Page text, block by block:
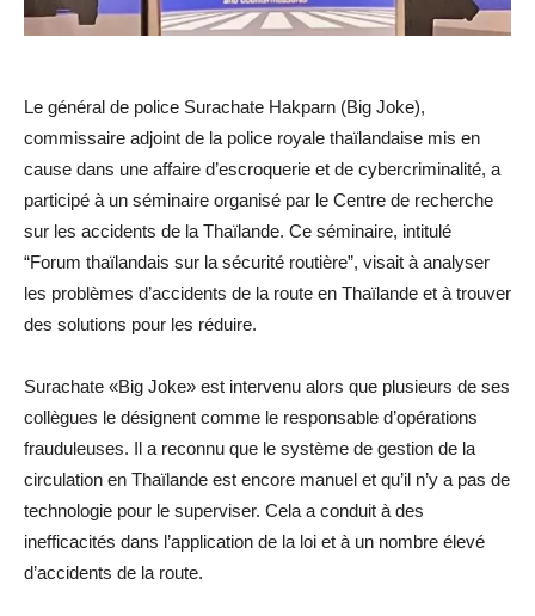
Le général de police Surachate Hakparn (Big Joke),
commissaire adjoint de la police royale thaïlandaise mis en
cause dans une affaire d’escroquerie et de cybercriminalité, a
participé à un séminaire organisé par le Centre de recherche
sur les accidents de la Thaïlande. Ce séminaire, intitulé
“Forum thaïlandais sur la sécurité routière”, visait à analyser
les problèmes d’accidents de la route en Thaïlande et à trouver
des solutions pour les réduire.
Surachate «Big Joke» est intervenu alors que plusieurs de ses
collègues le désignent comme le responsable d’opérations
frauduleuses. Il a reconnu que le système de gestion de la
circulation en Thaïlande est encore manuel et qu’il n’y a pas de
technologie pour le superviser. Cela a conduit à des
inefficacités dans l’application de la loi et à un nombre élevé
d’accidents de la route.